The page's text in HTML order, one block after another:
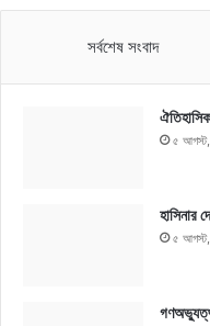
সর্বশেষ সংবাদ
৫
হাসিনার
৫